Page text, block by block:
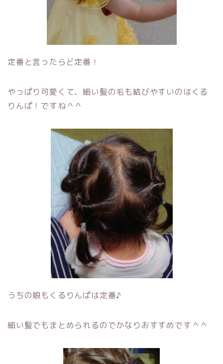
定番と言ったらど定番！
やっぱり可愛くて、細い髪の毛も結びやすいのはくる
りんぱ！ですね＾＾
うちの娘もくるりんぱは定番♪
細い髪でもまとめられるのでかなりおすすめです＾＾